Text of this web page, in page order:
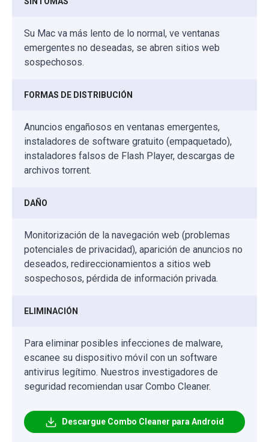
Su Mac va más lento de lo normal, ve ventanas
emergentes no deseadas, se abren sitios web
sospechosos.
FORMAS DE DISTRIBUCIÓN
Anuncios engañosos en ventanas emergentes,
instaladores de software gratuito (empaquetado),
instaladores falsos de Flash Player, descargas de
archivos torrent.
DAÑO
Monitorización de la navegación web (problemas
potenciales de privacidad), aparición de anuncios no
deseados, redireccionamientos a sitios web
sospechosos, pérdida de información privada.
ELIMINACIÓN
Para eliminar posibles infecciones de malware,
escanee su dispositivo móvil con un software
antivirus legítimo. Nuestros investigadores de
seguridad recomiendan usar Combo Cleaner.
Descargue Combo Cleaner para Android